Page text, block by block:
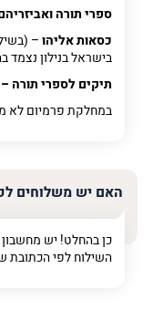
ספרי תורה
כסאות אליהו–
בישראל בנילון נצמד
תיקים לספרי תורה –
במחלקת פרמיוםלא
האם יש משלוחים
כן בהחלט! יש
השילוח לפי הכתובת